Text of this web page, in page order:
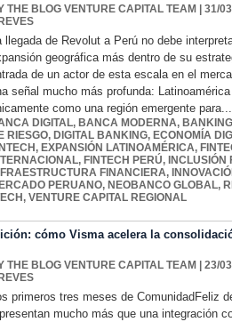
THE BLOG VENTURE CAPITAL TEAM | 31/
llegada de Revolut a Perú no debe
geográfica más dentro de su
de un actor de esta escala en el
señal mucho más profunda:
como una región emergente para...
DIGITAL, BANCA MODERNA,
RIESGO, DIGITAL BANKING, ECONOMÍA
, EXPANSIÓN LATINOAMÉRICA,
, FINTECH PERÚ,
FINANCIERA,
PERUANO, NEOBANCO GLOBAL,
, VENTURE CAPITAL REGIONAL
cómo Visma acelera la
THE BLOG VENTURE CAPITAL TEAM | 23/
primeros tres meses de ComunidadFeliz
mucho más que una integración